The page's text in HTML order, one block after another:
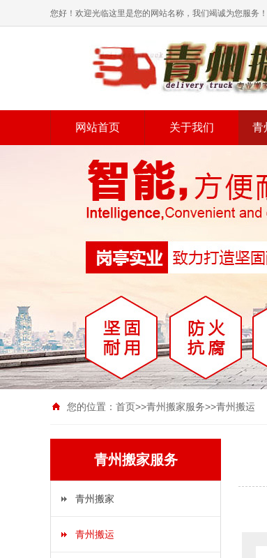
您好！欢迎光临这里是您的网站名称，我们竭诚为您服务！
网站首页 关于我们 青
您的位置： 首页>>青州搬家服务>>青州搬运
青州搬家服务
青州搬家
青州搬运